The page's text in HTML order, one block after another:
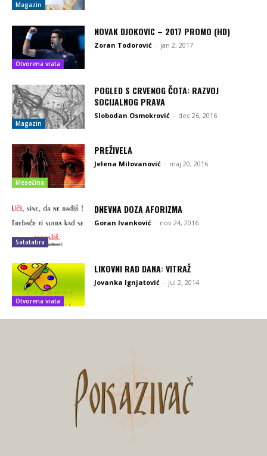
Magazin
Otvorena vrata
NOVAK DJOKOVIC – 2017 PROMO (HD)
Zoran Todorović - jan 2, 2017
Magazin
POGLED S CRVENOG ČOTA: RAZVOJ
SOCIJALNOG PRAVA
Slobodan Osmokrović - dec 26, 2016
Mesečina
PREŽIVELA
Jelena Milovanović - maj 20, 2016
Satatatira
DNEVNA DOZA AFORIZMA
Goran Ivanković - nov 24, 2016
Otvorena vrata
LIKOVNI RAD DANA: VITRAŽ
Jovanka Ignjatović - jul 2, 2014